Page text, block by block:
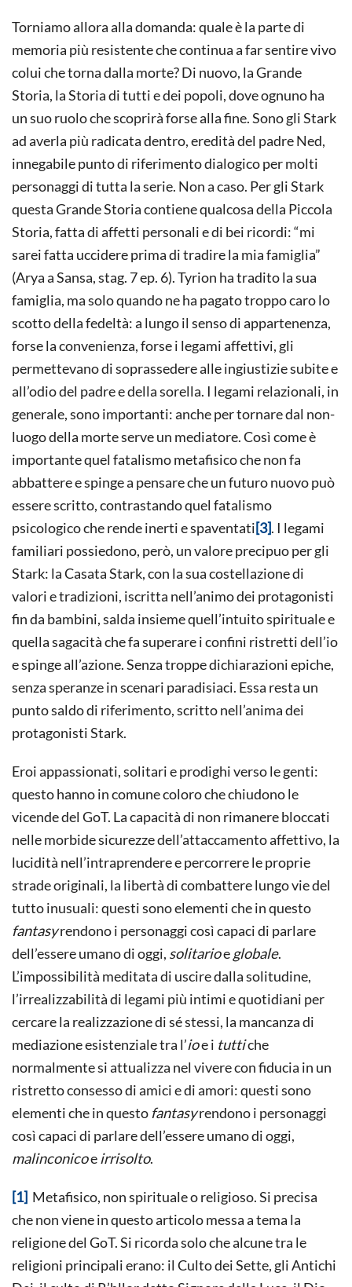
Torniamo allora alla domanda: quale è la parte di
memoria più resistente che continua a far sentire vivo
colui che torna dalla morte? Di nuovo, la Grande
Storia, la Storia di tutti e dei popoli, dove ognuno ha
un suo ruolo che scoprirà forse alla fine. Sono gli Stark
ad averla più radicata dentro, eredità del padre Ned,
innegabile punto di riferimento dialogico per molti
personaggi di tutta la serie. Non a caso. Per gli Stark
questa Grande Storia contiene qualcosa della Piccola
Storia, fatta di affetti personali e di bei ricordi: “mi
sarei fatta uccidere prima di tradire la mia famiglia”
(Arya a Sansa, stag. 7 ep. 6). Tyrion ha tradito la sua
famiglia, ma solo quando ne ha pagato troppo caro lo
scotto della fedeltà: a lungo il senso di appartenenza,
forse la convenienza, forse i legami affettivi, gli
permettevano di soprassedere alle ingiustizie subite e
all’odio del padre e della sorella. I legami relazionali, in
generale, sono importanti: anche per tornare dal non-
luogo della morte serve un mediatore. Così come è
importante quel fatalismo metafisico che non fa
abbattere e spinge a pensare che un futuro nuovo può
essere scritto, contrastando quel fatalismo
psicologico che rende inerti e spaventati[3]. I legami
familiari possiedono, però, un valore precipuo per gli
Stark: la Casata Stark, con la sua costellazione di
valori e tradizioni, iscritta nell’animo dei protagonisti
fin da bambini, salda insieme quell’intuito spirituale e
quella sagacità che fa superare i confini ristretti dell’io
e spinge all’azione. Senza troppe dichiarazioni epiche,
senza speranze in scenari paradisiaci. Essa resta un
punto saldo di riferimento, scritto nell’anima dei
protagonisti Stark.
Eroi appassionati, solitari e prodighi verso le genti:
questo hanno in comune coloro che chiudono le
vicende del GoT. La capacità di non rimanere bloccati
nelle morbide sicurezze dell’attaccamento affettivo, la
lucidità nell’intraprendere e percorrere le proprie
strade originali, la libertà di combattere lungo vie del
tutto inusuali: questi sono elementi che in questo
fantasyrendono i personaggi così capaci di parlare
dell’essere umano di oggi, solitarioe globale.
L’impossibilità meditata di uscire dalla solitudine,
l’irrealizzabilità di legami più intimi e quotidiani per
cercare la realizzazione di sé stessi, la mancanza di
mediazione esistenziale tra l’ioe i tuttiche
normalmente si attualizza nel vivere con fiducia in un
ristretto consesso di amici e di amori: questi sono
elementi che in questo fantasyrendono i personaggi
così capaci di parlare dell’essere umano di oggi,
malinconicoe irrisolto.
[1] Metafisico, non spirituale o religioso. Si precisa
che non viene in questo articolo messa a tema la
religione del GoT. Si ricorda solo che alcune tra le
religioni principali erano: il Culto dei Sette, gli Antichi